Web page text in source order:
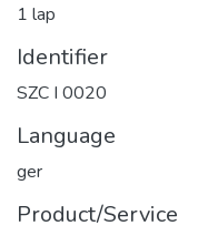
1 lap
Identifier
SZC I 0020
Language
ger
Product/Service